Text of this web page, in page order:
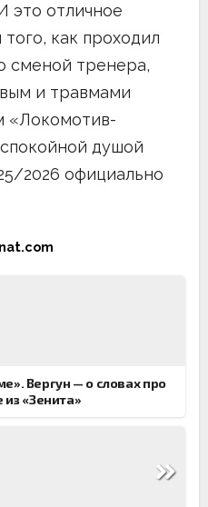
это отличное
как проходил
сменой тренера,
и травмами
«Локомотив-
душой
2026 официально
Вергун — о словах про
из «Зенита»